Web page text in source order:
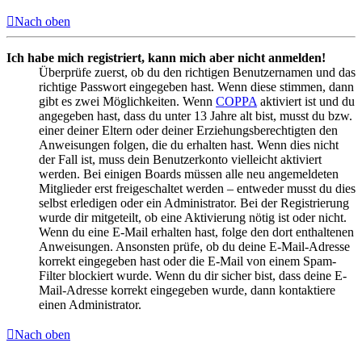
Nach oben
Ich habe mich registriert, kann mich aber nicht anmelden!
Überprüfe zuerst, ob du den richtigen Benutzernamen und das
richtige Passwort eingegeben hast. Wenn diese stimmen, dann
gibt es zwei Möglichkeiten. Wenn COPPA aktiviert ist und du
angegeben hast, dass du unter 13 Jahre alt bist, musst du bzw.
einer deiner Eltern oder deiner Erziehungsberechtigten den
Anweisungen folgen, die du erhalten hast. Wenn dies nicht
der Fall ist, muss dein Benutzerkonto vielleicht aktiviert
werden. Bei einigen Boards müssen alle neu angemeldeten
Mitglieder erst freigeschaltet werden – entweder musst du dies
selbst erledigen oder ein Administrator. Bei der Registrierung
wurde dir mitgeteilt, ob eine Aktivierung nötig ist oder nicht.
Wenn du eine E-Mail erhalten hast, folge den dort enthaltenen
Anweisungen. Ansonsten prüfe, ob du deine E-Mail-Adresse
korrekt eingegeben hast oder die E-Mail von einem Spam-
Filter blockiert wurde. Wenn du dir sicher bist, dass deine E-
Mail-Adresse korrekt eingegeben wurde, dann kontaktiere
einen Administrator.
Nach oben